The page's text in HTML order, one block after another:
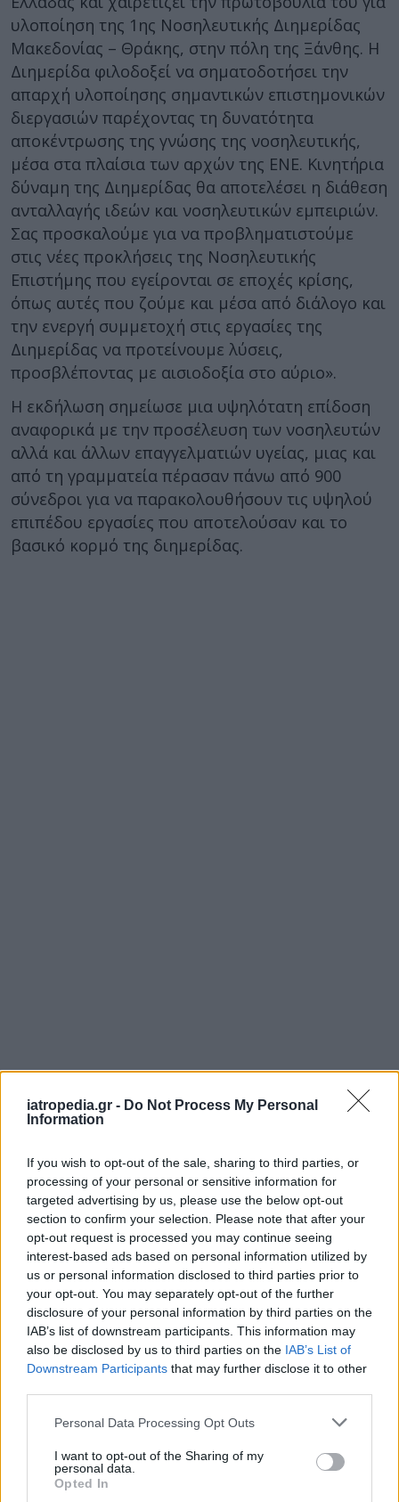
iatropedia.gr - Do Not Process My Personal
Information
If you wish to opt-out of the sale, sharing to third parties, or
processing of your personal or sensitive information for
targeted advertising by us, please use the below opt-out
section to confirm your selection. Please note that after your
opt-out request is processed you may continue seeing
interest-based ads based on personal information utilized by
us or personal information disclosed to third parties prior to
your opt-out. You may separately opt-out of the further
disclosure of your personal information by third parties on the
IAB’s list of downstream participants. This information may
also be disclosed by us to third parties on the IAB’s List of
Downstream Participants that may further disclose it to other
Personal Data Processing Opt Outs
I want to opt-out of the Sharing of my
personal data.
Opted In
υλοποίηση της 1ης Νοσηλευτικής Διημερίδας
Μακεδονίας – Θράκης, στην πόλη της Ξάνθης. Η
Διημερίδα φιλοδοξεί να σηματοδοτήσει την
απαρχή υλοποίησης σημαντικών επιστημονικών
διεργασιών παρέχοντας τη δυνατότητα
αποκέντρωσης της γνώσης της νοσηλευτικής,
μέσα στα πλαίσια των αρχών της ΕΝΕ. Κινητήρια
δύναμη της Διημερίδας θα αποτελέσει η διάθεση
ανταλλαγής ιδεών και νοσηλευτικών εμπειριών.
Σας προσκαλούμε για να προβληματιστούμε
στις νέες προκλήσεις της Νοσηλευτικής
Επιστήμης που εγείρονται σε εποχές κρίσης,
όπως αυτές που ζούμε και μέσα από διάλογο και
την ενεργή συμμετοχή στις εργασίες της
Διημερίδας να προτείνουμε λύσεις,
προσβλέποντας με αισιοδοξία στο αύριο».
Η εκδήλωση σημείωσε μια υψηλότατη επίδοση
αναφορικά με την προσέλευση των νοσηλευτών
αλλά και άλλων επαγγελματιών υγείας, μιας και
από τη γραμματεία πέρασαν πάνω από 900
σύνεδροι για να παρακολουθήσουν τις υψηλού
επιπέδου εργασίες που αποτελούσαν και το
βασικό κορμό της διημερίδας.
διαχείριση όλων των απαιτητικών παραμέτρων
της 1ης διημερίδας στην Ξάνθη, εκτός από τα
εύσημα που πρέπει να απονεμηθούν στην
οργανωτική επιτροπή και όλους τους
συντελεστές της επιτυχίας, επιφορτίζει τους
εμπνευστές της με την υποχρέωση της
θεσμοθέτησής της πλέον σε ετήσια βάση.